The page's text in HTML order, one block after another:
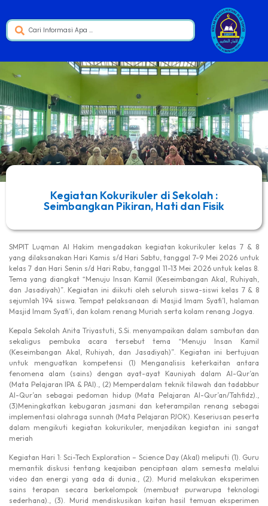
Kegiatan Kokurikuler di Sekolah :
Seimbangkan Pikiran, Hati dan Fisik
SMPIT Luqman Al Hakim mengadakan kegiatan kokurikuler kelas 7 & 8
yang dilaksanakan Hari Kamis s/d Hari Sabtu, tanggal 7-9 Mei 2026 untuk
kelas 7 dan Hari Senin s/d Hari Rabu, tanggal 11-13 Mei 2026 untuk kelas 8.
Tema yang diangkat “Menuju Insan Kamil (Keseimbangan Akal, Ruhiyah,
dan Jasadiyah)”. Kegiatan ini diikuti oleh seluruh siswa-siswi kelas 7 & 8
sejumlah 194 siswa. Tempat pelaksanaan di Masjid Imam Syafi’I, halaman
Masjid Imam Syafi’i, dan kolam renang Muriah serta kolam renang Jogya.
Kepala Sekolah Anita Triyastuti, S.Si. menyampaikan dalam sambutan dan
sekaligus pembuka acara tersebut tema “Menuju Insan Kamil
(Keseimbangan Akal, Ruhiyah, dan Jasadiyah)”. Kegiatan ini bertujuan
untuk menguatkan kompetensi (1) Menganalisis keterkaitan antara
fenomena alam (sains) dengan ayat-ayat Kauniyah dalam Al-Qur’an
(Mata Pelajaran IPA & PAI)., (2) Memperdalam teknik tilawah dan tadabbur
Al-Qur’an sebagai pedoman hidup (Mata Pelajaran Al-Qur’an/Tahfidz).,
(3)Meningkatkan kebugaran jasmani dan keterampilan renang sebagai
implementasi olahraga sunnah (Mata Pelajaran PJOK). Keseriusan peserta
dalam mengikuti kegiatan kokurikuler, menjadikan kegiatan ini sangat
meriah
Kegiatan Hari 1: Sci-Tech Exploration – Science Day (Akal) meliputi (1). Guru
memantik diskusi tentang keajaiban penciptaan alam semesta melalui
video dan energi yang ada di dunia., (2). Murid melakukan eksperimen
sains terapan secara berkelompok (membuat purwarupa teknologi
sederhana)., (3). Murid mendiskusikan kaitan hasil temuan eksperimen